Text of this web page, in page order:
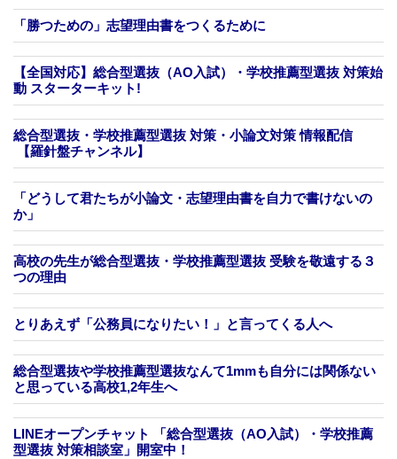
「勝つための」志望理由書をつくるために
【全国対応】総合型選抜（AO入試）・学校推薦型選抜 対策始
動 スターターキット!
総合型選抜・学校推薦型選抜 対策・小論文対策 情報配信
【羅針盤チャンネル】
「どうして君たちが小論文・志望理由書を自力で書けないの
か」
高校の先生が総合型選抜・学校推薦型選抜 受験を敬遠する３
つの理由
とりあえず「公務員になりたい！」と言ってくる人へ
総合型選抜や学校推薦型選抜なんて1mmも自分には関係ない
と思っている高校1,2年生へ
LINEオープンチャット 「総合型選抜（AO入試）・学校推薦
型選抜 対策相談室」開室中！